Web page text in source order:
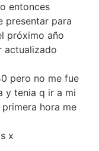
entonces
presentar para
próximo año
actualizado
pero no me fue
y tenia q ir a mi
hora me
x